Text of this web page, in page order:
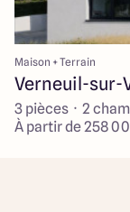
Maison + Terrain
Verneuil-sur-
3 pièces · 2
À partir de 258